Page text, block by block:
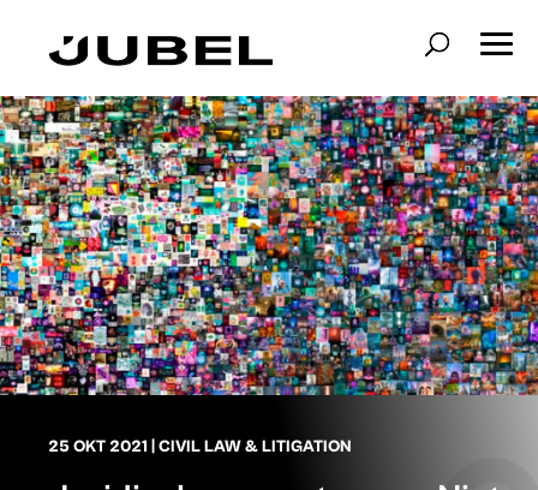
25 OKT 2021 CIVIL LAW & LITIGATION